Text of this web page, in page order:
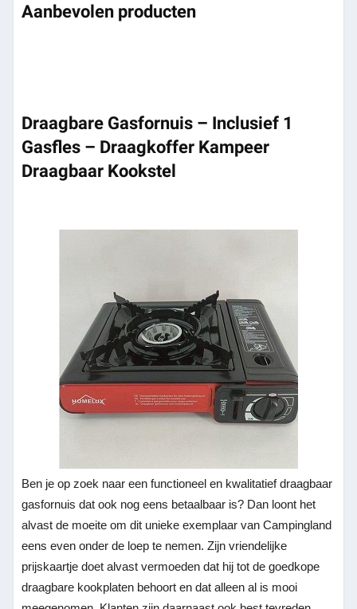
Aanbevolen producten
Draagbare Gasfornuis – Inclusief 1
Gasfles – Draagkoffer Kampeer
Draagbaar Kookstel
Ben je op zoek naar een functioneel en kwalitatief draagbaar
gasfornuis dat ook nog eens betaalbaar is? Dan loont het
alvast de moeite om dit unieke exemplaar van Campingland
eens even onder de loep te nemen. Zijn vriendelijke
prijskaartje doet alvast vermoeden dat hij tot de goedkope
draagbare kookplaten behoort en dat alleen al is mooi